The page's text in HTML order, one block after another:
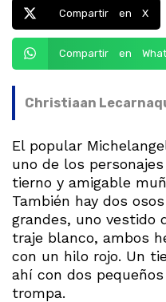
Compartir en X
Compartir en
Christiaan
El popular
uno de los
tierno y amigable
También hay dos
grandes, uno vestido
traje blanco, ambos
con un hilo rojo. Un
ahí con dos
trompa.